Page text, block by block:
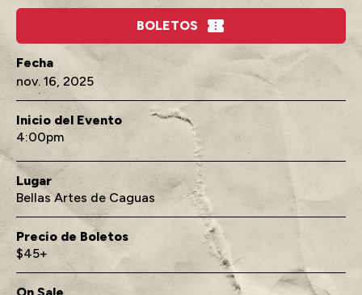
BOLETOS
nov. 16 , 2025
Inicio del Evento
4:00
Lugar
Bellas Artes de Caguas
Precio de Boletos
$45+
On Sale